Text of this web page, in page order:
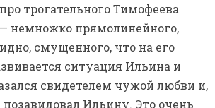
трогательного Тимофеева
немножко прямолинейного,
смущенного, что на его
ситуация Ильина и
свидетелем чужой любви и,
Ильину. Это очень